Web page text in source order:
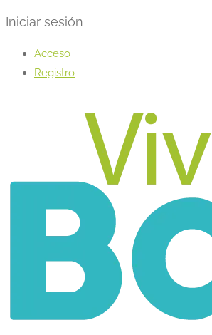
Iniciar sesión
Acceso
Registro